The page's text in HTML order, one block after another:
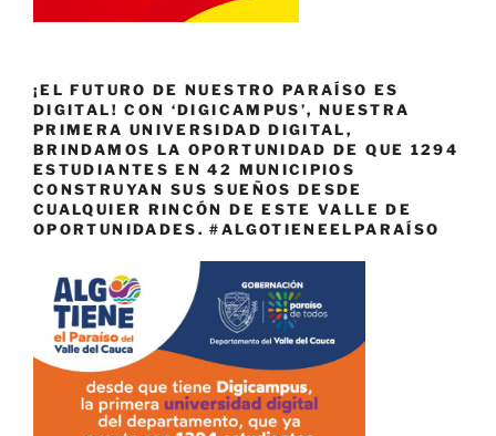
¡EL FUTURO DE NUESTRO PARAÍSO ES
DIGITAL! CON ‘DIGICAMPUS’, NUESTRA
PRIMERA UNIVERSIDAD DIGITAL,
BRINDAMOS LA OPORTUNIDAD DE QUE 1294
ESTUDIANTES EN 42 MUNICIPIOS
CONSTRUYAN SUS SUEÑOS DESDE
CUALQUIER RINCÓN DE ESTE VALLE DE
OPORTUNIDADES. #ALGOTIENEELPARAÍSO